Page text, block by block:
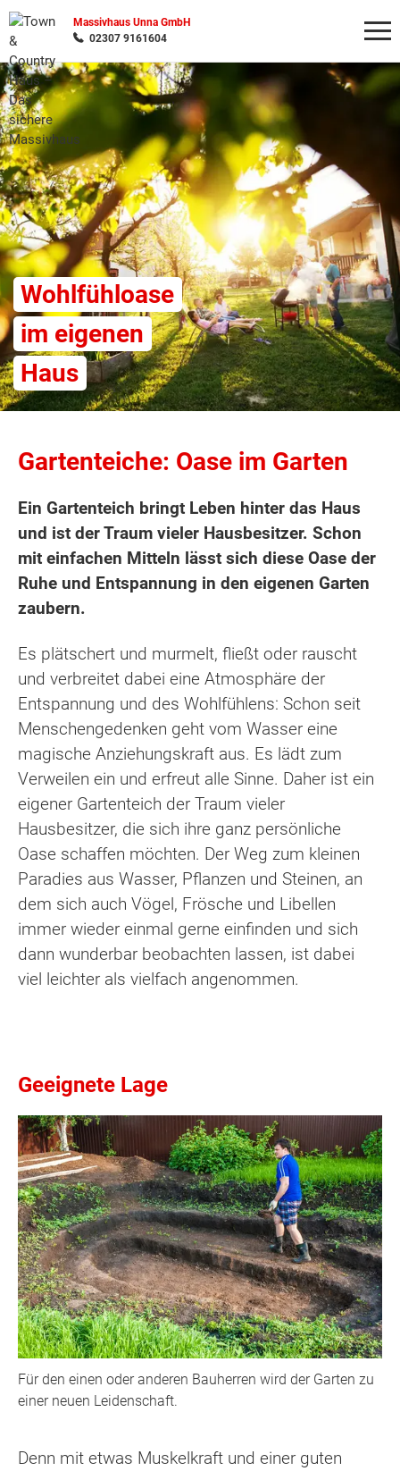
Massivhaus Unna GmbH
02307 9161604
Wohlfühloase
im eigenen
Haus
Gartenteiche: Oase im Garten
Ein Gartenteich bringt Leben hinter das Haus
und ist der Traum vieler Hausbesitzer. Schon
mit einfachen Mitteln lässt sich diese Oase der
Ruhe und Entspannung in den eigenen Garten
zaubern.
Es plätschert und murmelt, fließt oder rauscht
und verbreitet dabei eine Atmosphäre der
Entspannung und des Wohlfühlens: Schon seit
Menschengedenken geht vom Wasser eine
magische Anziehungskraft aus. Es lädt zum
Verweilen ein und erfreut alle Sinne. Daher ist ein
eigener Gartenteich der Traum vieler
Hausbesitzer, die sich ihre ganz persönliche
Oase schaffen möchten. Der Weg zum kleinen
Paradies aus Wasser, Pflanzen und Steinen, an
dem sich auch Vögel, Frösche und Libellen
immer wieder einmal gerne einfinden und sich
dann wunderbar beobachten lassen, ist dabei
viel leichter als vielfach angenommen.
Geeignete Lage
Für den einen oder anderen Bauherren wird der Garten zu
einer neuen Leidenschaft.
Denn mit etwas Muskelkraft und einer guten
Wonach möchten Sie suchen?